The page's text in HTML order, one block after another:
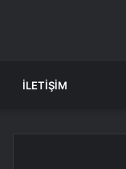
İLETIŞIM